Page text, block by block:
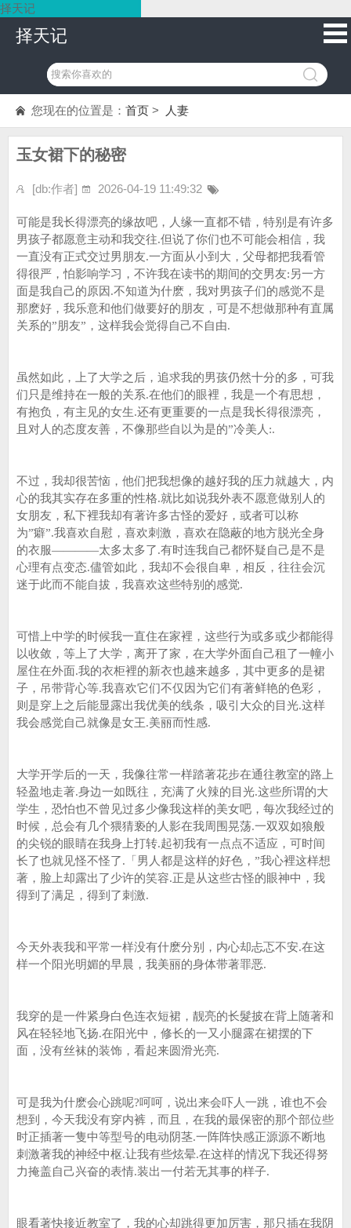
择天记
择天记
您现在的位置是： 首页 > 人妻
玉女裙下的秘密
[db:作者] 2026-04-19 11:49:32
可能是我长得漂亮的缘故吧，人缘一直都不错，特别是有许多
男孩子都愿意主动和我交往.但说了你们也不可能会相信，我
一直没有正式交过男朋友.一方面从小到大，父母都把我看管
得很严，怕影响学习，不许我在读书的期间的交男友:另一方
面是我自己的原因.不知道为什麽，我对男孩子们的感觉不是
那麽好，我乐意和他们做要好的朋友，可是不想做那种有直属
关系的”朋友”，这样我会觉得自己不自由.
虽然如此，上了大学之后，追求我的男孩仍然十分的多，可我
们只是维持在一般的关系.在他们的眼裡，我是一个有思想，
有抱负，有主见的女生.还有更重要的一点是我长得很漂亮，
且对人的态度友善，不像那些自以为是的”冷美人:.
不过，我却很苦恼，他们把我想像的越好我的压力就越大，内
心的我其实存在多重的性格.就比如说我外表不愿意做别人的
女朋友，私下裡我却有著许多古怪的爱好，或者可以称
为”癖”.我喜欢自慰，喜欢刺激，喜欢在隐蔽的地方脱光全身
的衣服————太多太多了.有时连我自己都怀疑自己是不是
心理有点变态.儘管如此，我却不会很自卑，相反，往往会沉
迷于此而不能自拔，我喜欢这些特别的感觉.
可惜上中学的时候我一直住在家裡，这些行为或多或少都能得
以收敛，等上了大学，离开了家，在大学外面自己租了一幢小
屋住在外面.我的衣柜裡的新衣也越来越多，其中更多的是裙
子，吊带背心等.我喜欢它们不仅因为它们有著鲜艳的色彩，
则是穿上之后能显露出我优美的线条，吸引大众的目光.这样
我会感觉自己就像是女王.美丽而性感.
大学开学后的一天，我像往常一样踏著花步在通往教室的路上
轻盈地走著.身边一如既往，充满了火辣的目光.这些所谓的大
学生，恐怕也不曾见过多少像我这样的美女吧，每次我经过的
时候，总会有几个猥猜亵的人影在我周围晃荡.一双双如狼般
的尖锐的眼睛在我身上打转.起初我有一点点不适应，可时间
长了也就见怪不怪了.「男人都是这样的好色，”我心裡这样想
著，脸上却露出了少许的笑容.正是从这些古怪的眼神中，我
得到了满足，得到了刺激.
今天外表我和平常一样没有什麽分别，内心却忐忑不安.在这
样一个阳光明媚的早晨，我美丽的身体带著罪恶.
我穿的是一件紧身白色连衣短裙，靓亮的长髮披在背上随著和
风在轻轻地飞扬.在阳光中，修长的一又小腿露在裙摆的下
面，没有丝袜的装饰，看起来圆滑光亮.
可是我为什麽会心跳呢?呵呵，说出来会吓人一跳，谁也不会
想到，今天我没有穿内裤，而且，在我的最保密的那个部位些
时正插著一隻中等型号的电动阴茎.一阵阵快感正源源不断地
刺激著我的神经中枢.让我有些炫晕.在这样的情况下我还得努
力掩盖自己兴奋的表情.装出一付若无其事的样子.
眼看著快接近教室了，我的心却跳得更加厉害，那只插在我阴